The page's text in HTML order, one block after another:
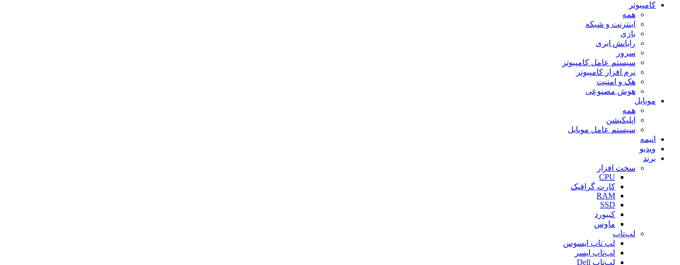
کامپیوتر
همه
اینترنت و شبکه
بازی
رایانش ابری
سرور
سیستم عامل کامپیوتر
نرم افزار کامپیوتر
هک و امنیت
هوش مصنوعی
موبایل
همه
اپلیکیشن
سیستم عامل موبایل
انیمه
ویدیو
برند
سخت افزار
CPU
کارت گرافیک
RAM
SSD
کیبورد
ماوس
لپ‌تاپ
لپ تاپ ایسوس
لپ‌تاپ ایسر
لپ‌تاپ Dell